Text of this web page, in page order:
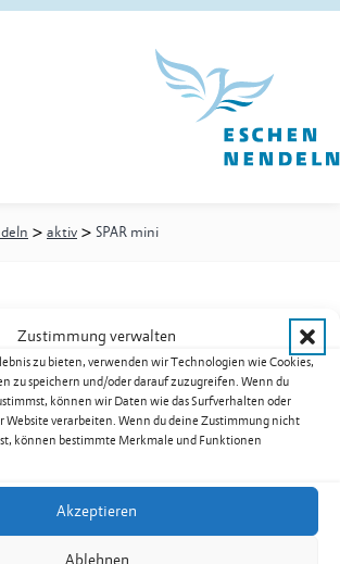
Zustimmung verwalten
zu bieten, verwenden wir Technologien wie Cookies,
zu speichern und/oder darauf zuzugreifen. Wenn du
können wir Daten wie das Surfverhalten oder
Website verarbeiten. Wenn du deine Zustimmung nicht
können bestimmte Merkmale und Funktionen
Akzeptieren
Ablehnen
> aktiv > SPAR mini
23